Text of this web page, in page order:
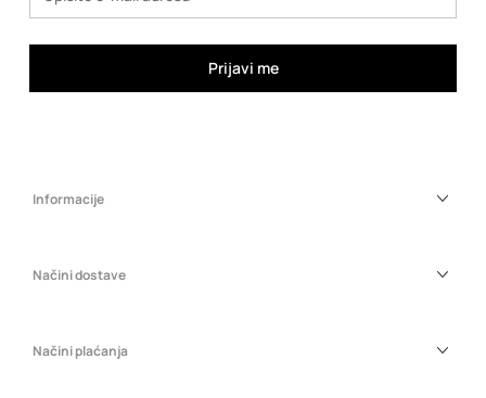
Prijavi me
Informacije
Načini dostave
Načini plaćanja